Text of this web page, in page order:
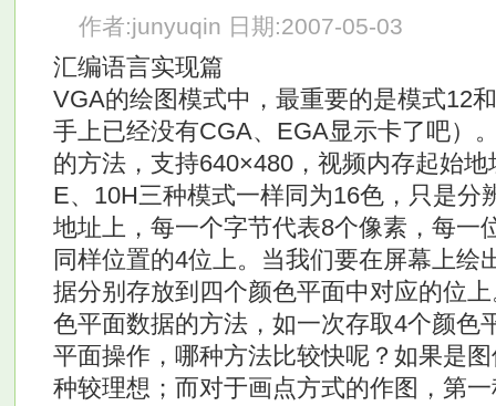
作者:junyuqin 日期:2007-05-03
汇编语言实现篇
VGA的绘图模式中，最重要的是模式12
手上已经没有CGA、EGA显示卡了吧）
的方法，支持640×480，视频内存起始
E、10H三种模式一样同为16色，只是分
地址上，每一个字节代表8个像素，每一
同样位置的4位上。当我们要在屏幕上绘
据分别存放到四个颜色平面中对应的位
色平面数据的方法，如一次存取4个颜色
平面操作，哪种方法比较快呢？如果是
种较理想；而对于画点方式的作图，第